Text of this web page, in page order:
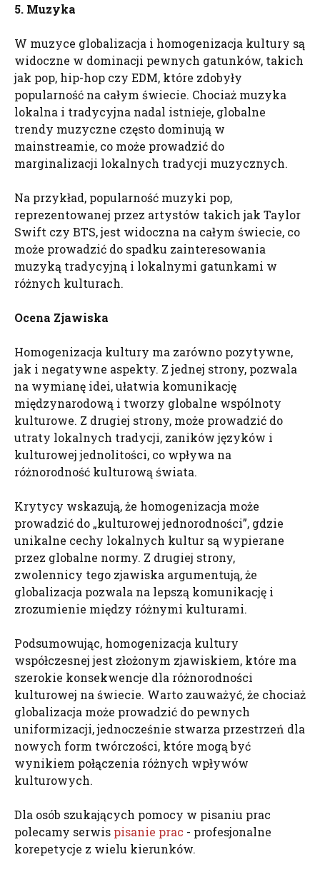
5. Muzyka
W muzyce globalizacja i homogenizacja kultury są
widoczne w dominacji pewnych gatunków, takich
jak pop, hip-hop czy EDM, które zdobyły
popularność na całym świecie. Chociaż muzyka
lokalna i tradycyjna nadal istnieje, globalne
trendy muzyczne często dominują w
mainstreamie, co może prowadzić do
marginalizacji lokalnych tradycji muzycznych.
Na przykład, popularność muzyki pop,
reprezentowanej przez artystów takich jak Taylor
Swift czy BTS, jest widoczna na całym świecie, co
może prowadzić do spadku zainteresowania
muzyką tradycyjną i lokalnymi gatunkami w
różnych kulturach.
Ocena Zjawiska
Homogenizacja kultury ma zarówno pozytywne,
jak i negatywne aspekty. Z jednej strony, pozwala
na wymianę idei, ułatwia komunikację
międzynarodową i tworzy globalne wspólnoty
kulturowe. Z drugiej strony, może prowadzić do
utraty lokalnych tradycji, zaników języków i
kulturowej jednolitości, co wpływa na
różnorodność kulturową świata.
Krytycy wskazują, że homogenizacja może
prowadzić do „kulturowej jednorodności”, gdzie
unikalne cechy lokalnych kultur są wypierane
przez globalne normy. Z drugiej strony,
zwolennicy tego zjawiska argumentują, że
globalizacja pozwala na lepszą komunikację i
zrozumienie między różnymi kulturami.
Podsumowując, homogenizacja kultury
współczesnej jest złożonym zjawiskiem, które ma
szerokie konsekwencje dla różnorodności
kulturowej na świecie. Warto zauważyć, że chociaż
globalizacja może prowadzić do pewnych
uniformizacji, jednocześnie stwarza przestrzeń dla
nowych form twórczości, które mogą być
wynikiem połączenia różnych wpływów
kulturowych.
Dla osób szukających pomocy w pisaniu prac
polecamy serwis pisanie prac - profesjonalne
korepetycje z wielu kierunków.